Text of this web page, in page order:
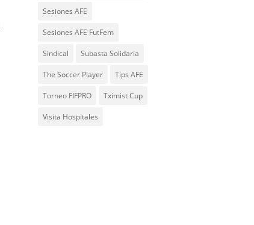
Sesiones AFE
Sesiones AFE FutFem
Sindical Subasta Solidaria
The Soccer Player Tips AFE
Torneo FIFPRO Tximist Cup
Visita Hospitales